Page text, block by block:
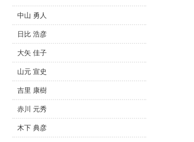
中山 勇人
日比 浩彦
大矢 佳子
山元 宣史
吉里 康樹
赤川 元秀
木下 典彦